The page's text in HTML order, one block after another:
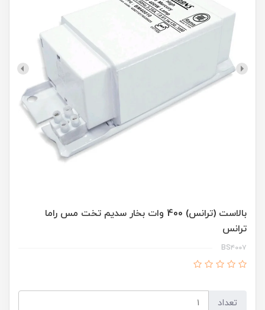
بالاست (ترانس) 400 وات بخار سدیم تخت مس راما
ترانس
BS۴۰۰۷
تعداد